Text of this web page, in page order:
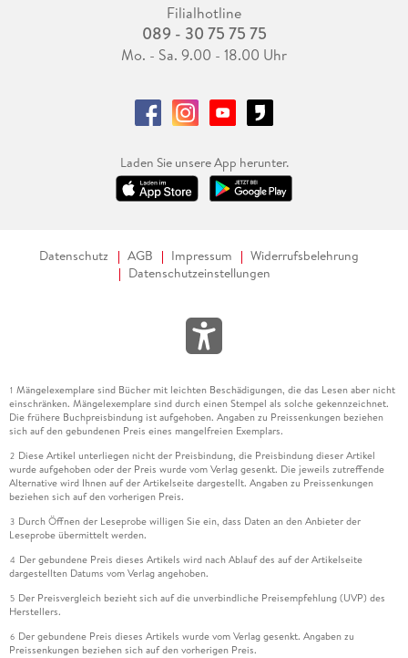
Filialhotline
089 - 30 75 75 75
Mo. - Sa. 9.00 - 18.00 Uhr
Laden Sie unsere App herunter.
Datenschutz AGB Impressum
Widerrufsbelehrung
Datenschutzeinstellungen
1 Mängelexemplare sind Bücher mit leichten Beschädigungen, die das Lesen aber nicht
einschränken. Mängelexemplare sind durch einen Stempel als solche gekennzeichnet.
Die frühere Buchpreisbindung ist aufgehoben. Angaben zu Preissenkungen beziehen
sich auf den gebundenen Preis eines mangelfreien Exemplars.
2 Diese Artikel unterliegen nicht der Preisbindung, die Preisbindung dieser Artikel
wurde aufgehoben oder der Preis wurde vom Verlag gesenkt. Die jeweils zutreffende
Alternative wird Ihnen auf der Artikelseite dargestellt. Angaben zu Preissenkungen
beziehen sich auf den vorherigen Preis.
3 Durch Öffnen der Leseprobe willigen Sie ein, dass Daten an den Anbieter der
Leseprobe übermittelt werden.
4 Der gebundene Preis dieses Artikels wird nach Ablauf des auf der Artikelseite
dargestellten Datums vom Verlag angehoben.
5 Der Preisvergleich bezieht sich auf die unverbindliche Preisempfehlung (UVP) des
Herstellers.
6 Der gebundene Preis dieses Artikels wurde vom Verlag gesenkt. Angaben zu
Preissenkungen beziehen sich auf den vorherigen Preis.